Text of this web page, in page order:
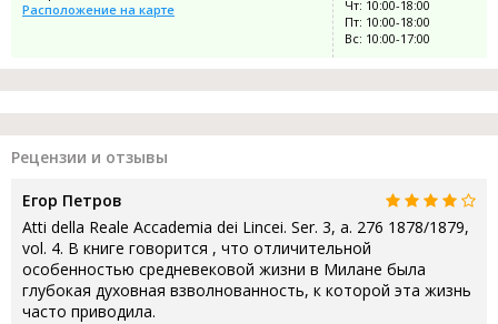
Расположение на карте
Чт: 10:00-18:00
Пт: 10:00-18:00
Вс: 10:00-17:00
Рецензии и отзывы
Егор Петров
Atti della Reale Accademia dei Lincei. Ser. 3, a. 276 1878/1879,
vol. 4. В книге говорится , что отличительной
особенностью средневековой жизни в Милане была
глубокая духовная взволнованность, к которой эта жизнь
часто приводила.